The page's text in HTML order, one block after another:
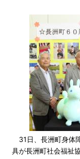
31日、長洲町身体
具が長洲町社会福祉